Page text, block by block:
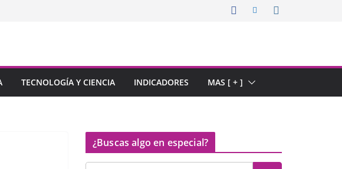
TECNOLOGÍA Y CIENCIA INDICADORES MAS [ + ]
¿Buscas algo en especial?